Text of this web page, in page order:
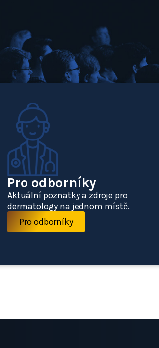
Pro odborníky
Aktuální poznatky a zdroje pro
dermatology na jednom místě.
Pro odborníky